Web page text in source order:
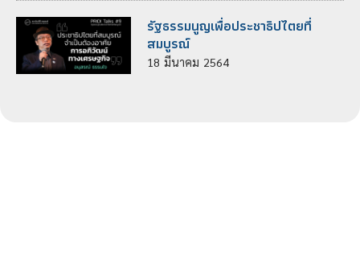
รัฐธรรมนูญเพื่อประชาธิปไตยที่
สมบูรณ์
18 มีนาคม 2564